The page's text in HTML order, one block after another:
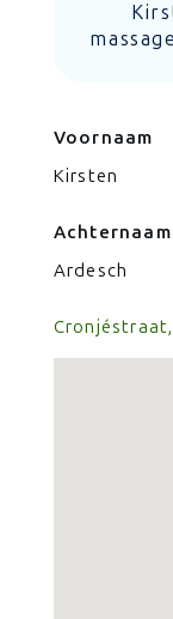
Voornaam
Kirsten
Achternaam
Ardesch